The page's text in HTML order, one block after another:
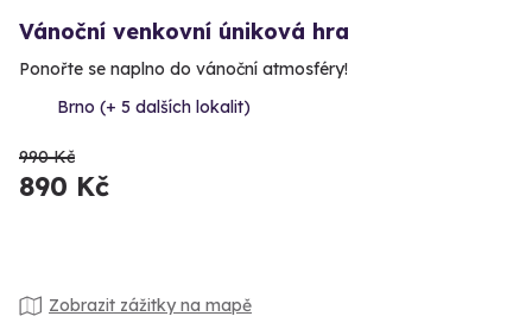
Vánoční venkovní úniková hra
Ponořte se naplno do vánoční atmosféry!
Brno (+ 5 dalších lokalit)
990 Kč
890 Kč
Zobrazit zážitky na mapě